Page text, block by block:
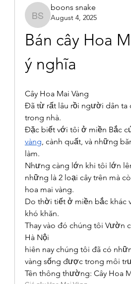
boons snake
boons snake
August 4, 2025
Bán cây Hoa
ý nghĩa
Cây Hoa Mai Vàng
Đã từ rất lâu rồi người dân ta
trong nhà.
Đặc biết với tôi ở miền Bắc
vàng, cành quất, và những
làm.
Nhưng càng lớn khi tôi lớn
những là 2 loại cây trên mà
hoa mai vàng.
Do thời tiết ở miền bắc khác
khó khăn.
Thay vào đó chúng tôi Vườn
Hà Nội
hiên nay chúng tôi đã có
vàng sống được trong môi
Tên thông thường: Cây Hoa